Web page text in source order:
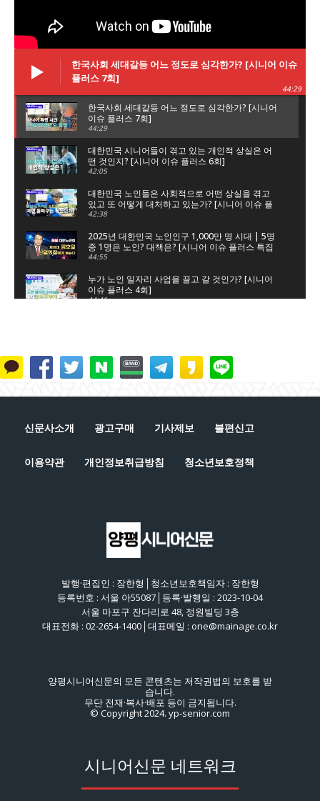
한국사회 세대갈등 어느 정도로 심각한가? [시니어 이슈
플러스 7회]
44:29
한국사회 세대갈등 어느 정도로 심각한가? [시니어
이슈 플러스 7회]
44:29
대한민국 시니어들이 겪고 있는 개인적 상실은 어
떤 것인지? [시니어 이슈 플러스 6회]
42:05
대한민국 노인들은 사회적으로 어떤 상실을 겪고
있고 또 어떻게 대처하고 있는가? [시니어 이슈 플
러스 5회]
42:38
2025년 대한민국 노인인구 1,000만 명 시대 | 5명
중 1명은 노인? 대책은? [시니어 이슈 플러스 특집
대한노인회]
44:55
누가 노인 일자리 사업을 끌고 갈 것인가? [시니어
이슈 플러스 4회]
44:41
은퇴는 새로운 시작, 새로운 출발이다 [시니어 이슈
플러스 2회]
44:42
신문사소개 광고구매 기사제보 불편신고
이용약관 개인정보취급방침 청소년보호정책
발행·편집인 : 장한형│청소년보호책임자 : 장한형
등록번호 : 서울 아55087│등록·발행일 : 2023-10-04
서울 마포구 잔다리로 48, 정원빌딩 3층
대표전화 : 02-2654-1400│대표메일 : one@mainage.co.kr
양평시니어신문의 모든 콘텐츠는 저작권법의 보호를 받
습니다.
무단 전재·복사·배포 등이 금지됩니다.
© Copyright 2024. yp-senior.com
시니어신문 네트워크